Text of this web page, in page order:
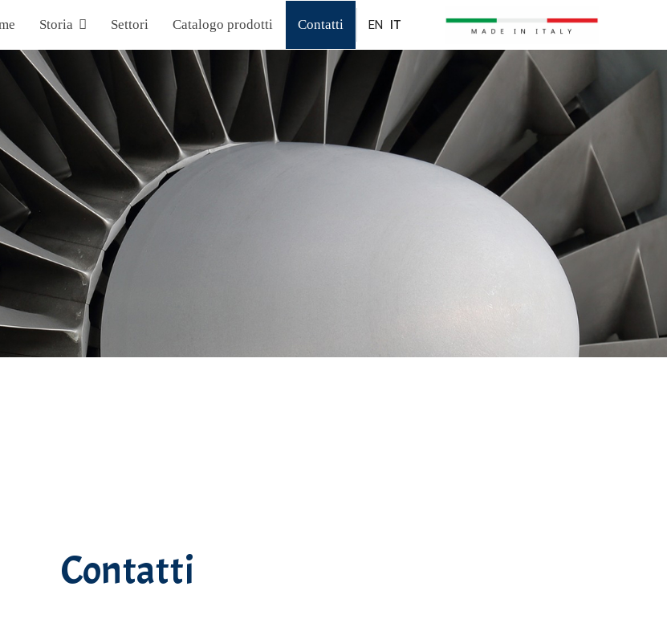
Storia Settori Catalogo prodotti Contatti EN IT
Contatti